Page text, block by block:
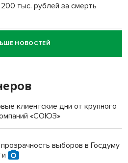
тыс. рублей за смерть
водителя за смерть
НОВОСТЕЙ
клиентские дни от крупного
«СОЮЗ»
выборов в Госдуму